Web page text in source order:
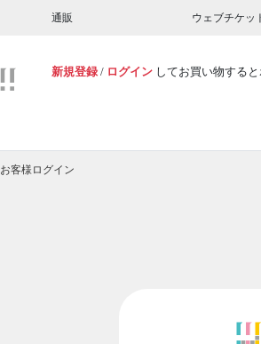
通販 ウェブチケッ
新規登録 / ログイン してお買い物する
お客様ログイン